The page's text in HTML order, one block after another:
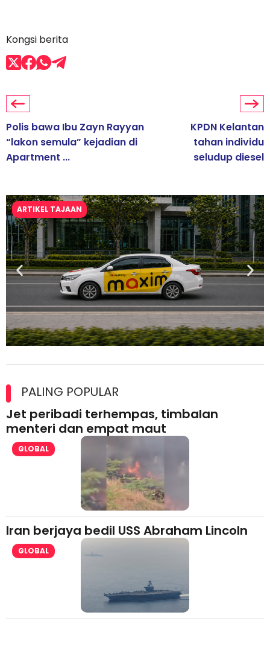
Kongsi berita
Polis bawa Ibu Zayn Rayyan
“lakon semula” kejadian di
Apartment ...
KPDN Kelantan
tahan individu
seludup diesel
ARTIKEL TAJAAN
lesen separuh pertama 2026
PALING POPULAR
Jet peribadi terhempas, timbalan
menteri dan empat maut
GLOBAL
Iran berjaya bedil USS Abraham Lincoln
GLOBAL